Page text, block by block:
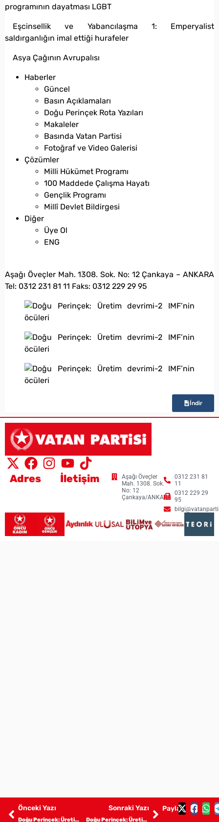
programının dayatması LGBT
Eşcinsellik ve Yabancılaşma 1: Emperyalist
saldırganlığın imal ettiği hurafeler
Asya Çağının Avrupalısı
Haberler
Güncel
Basın Açıklamaları
Doğu Perinçek Rota Yazıları
Makaleler
Basında Vatan Partisi
Fotoğraf ve Video Galerisi
Çözümler
Milli Hükümet Programı
100 Maddede Çalışma Hayatı
Gençlik Programı
Millî Devlet Bildirgesi
Diğer
Üye Ol
ENG
Aşağı Öveçler Mah. 1308. Sok. No: 12 Çankaya – ANKARA
Tel: 0312 231 81 11 Faks: 0312 229 29 95
İndir
Önceki Yazı
Doğu Perinçek: Üretim devrimi-1 Buraya nasıl geldik
Sonraki Yazı
Doğu Perinçek: Üretim devrimi-3 Borçlanma ekonomisinin iflası
Paylaş:
Adres
Aşağı Öveçler
Mah. 1308. Sok.
No: 12
Çankaya/ANKARA
İletişim
0312 231 81
11
0312 229 29
95